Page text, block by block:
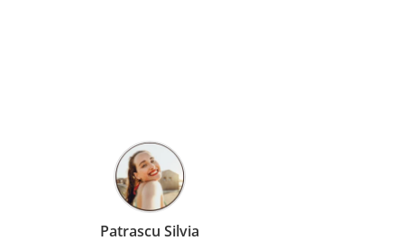
Patrascu Silvia